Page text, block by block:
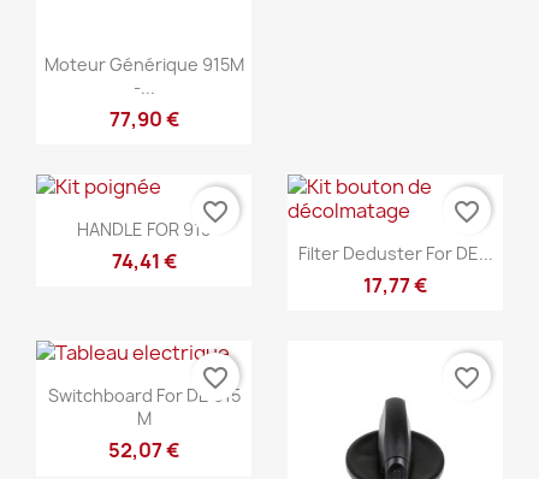
Szybki podgląd
Moteur Générique 915M
-...
77,90 €
Szybki podgląd
HANDLE FOR 915
74,41 €
favorite_border
Szybki podgląd
Filter Deduster For DE...
17,77 €
favorite_border
Szybki podgląd
Switchboard For DE 915
M
52,07 €
favorite_border favorite_border